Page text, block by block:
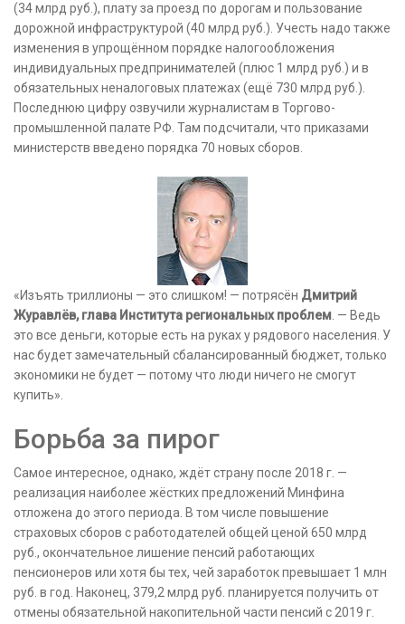
(34 млрд руб.), плату за проезд по дорогам и пользование
дорожной инфраструктурой (40 млрд руб.). Учесть надо также
изменения в упрощённом порядке налогообложения
индивидуальных предпринимателей (плюс 1 млрд руб.) и в
обязательных неналоговых платежах (ещё 730 млрд руб.).
Последнюю цифру озвучили журналистам в Торгово-
промышленной палате РФ. Там подсчитали, что приказами
министерств введено порядка 70 новых сборов.
«Изъять триллионы — это слишком! — потрясён Дмитрий
Журавлёв, глава Института региональных проблем. — Ведь
это все деньги, которые есть на руках у рядового населения. У
нас будет замечательный сбалансированный бюджет, только
экономики не будет — потому что люди ничего не смогут
купить».
Борьба за пирог
Самое интересное, однако, ждёт страну после 2018 г. —
реализация наиболее жёстких предложений Минфина
отложена до этого периода. В том числе повышение
страховых сборов с работодателей общей ценой 650 млрд
руб., окончательное лишение пенсий работающих
пенсионеров или хотя бы тех, чей заработок превышает 1 млн
руб. в год. Наконец, 379,2 млрд руб. планируется получить от
отмены обязательной накопительной части пенсий с 2019 г.